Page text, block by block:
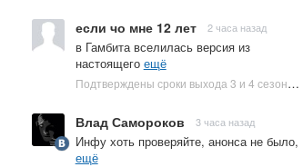
если чо мне 12 лет 2 часа назад
в Гамбита вселилась версия из
настоящего ещё
Подтверждены сроки выхода 3 и 4 сезонов «Людей Икс '97» | Plugged In Ru
Влад Самороков 3 часа назад
Инфу хоть проверяйте, анонса не было,
ещё